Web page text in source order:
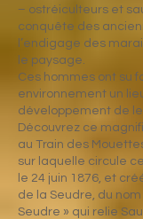
– ostréiculteurs et
conquête des
l’endigage des
le paysage.
Ces hommes ont su
environnement un
développement de
Découvrez ce
au Train des
sur laquelle circule
le 24 juin 1876, et
de la Seudre, du nom
Seudre » qui relie